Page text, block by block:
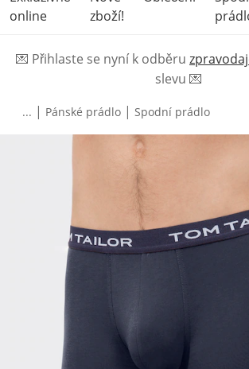
online
zboží!
💌 Přihlaste se nyní k odběru
slevu 💌
... | Pánské prádlo | Spodní prádlo